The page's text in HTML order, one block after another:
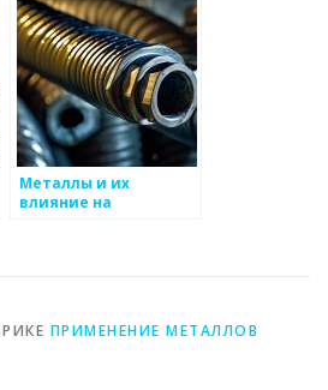
Металлы и их
влияние на
ПРИМЕНЕНИЕ МЕТАЛЛОВ